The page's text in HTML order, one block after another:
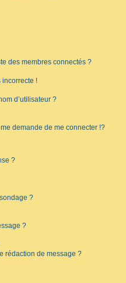
des membres connectés ?
incorrecte !
d’utilisateur ?
demande de me connecter !?
?
?
?
rédaction de message ?